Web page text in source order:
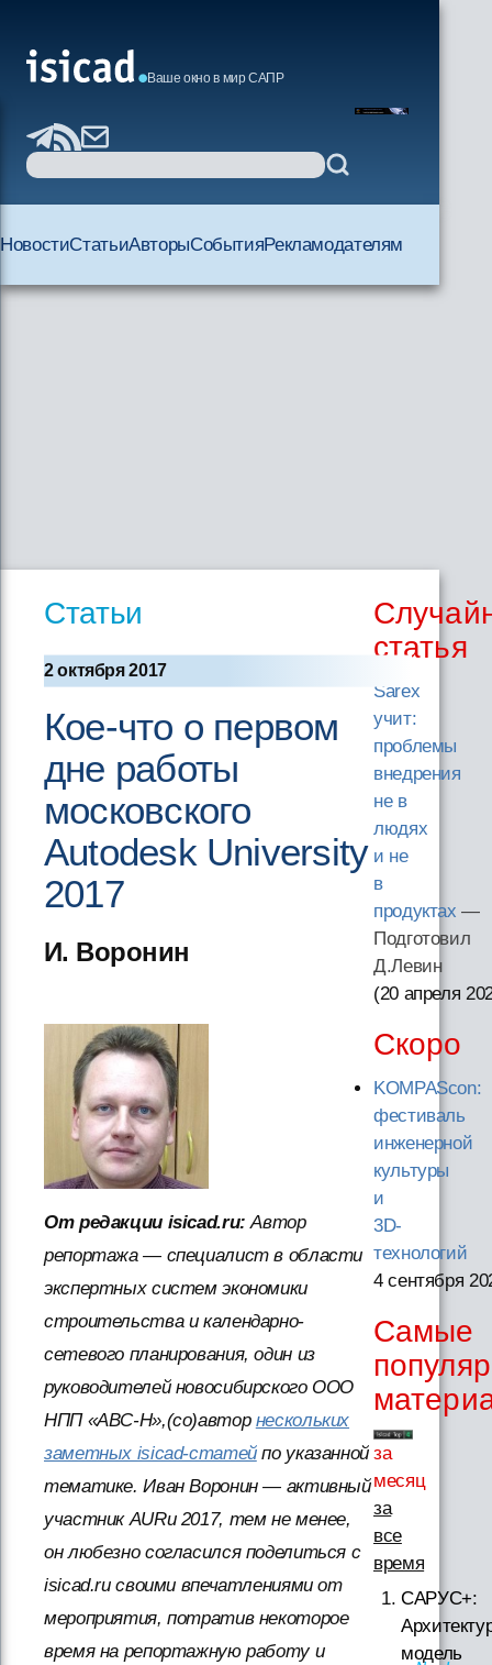
Ваше окно в мир САПР
НовостиСтатьиАвторыСобытияРекламодателям
Статьи
2 октября 2017
Кое-что о первом
дне работы
московского
Autodesk University
2017
И. Воронин
От редакции isicad.ru: Автор
репортажа — специалист в области
экспертных систем экономики
строительства и календарно-
сетевого планирования, один из
руководителей новосибирского ООО
НПП «АВС-Н»,(со)автор нескольких
заметных isicad-статейпо указанной
тематике. Иван Воронин — активный
участник AURu 2017, тем не менее,
он любезно согласился поделиться с
isicad.ru своими впечатлениями от
мероприятия, потратив некоторое
время на репортажную работу и
статья
Sarex
учит:
проблемы
внедрения
не в
людях
и не
в
продуктах —
Подготовил
Д.Левин
(20 апреля
Скоро
KOMPAScon:
фестиваль
инженерной
культуры
и
3D-
технологий
4 сентября
Самые
за
месяц
за
все
время
САРУС+:
модель